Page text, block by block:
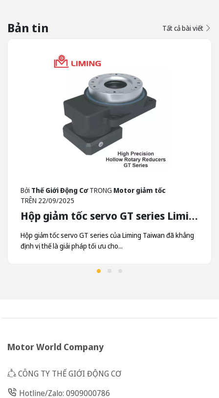
Bản tin Tất cả bài viết
Bởi Thế Giới Động Cơ TRONG Motor giảm tốc
TRÊN 22/09/2025
Hộp giảm tốc servo GT series Liming - Hộp Giảm Tốc Quay Trục Rỗng Liming Taiwan
Hộp giảm tốc servo GT series của Liming Taiwan đã khẳng
định vị thế là giải pháp tối ưu cho...
Motor World Company
CÔNG TY THẾ GIỚI ĐỘNG CƠ
Hotline/Zalo: 0909000786